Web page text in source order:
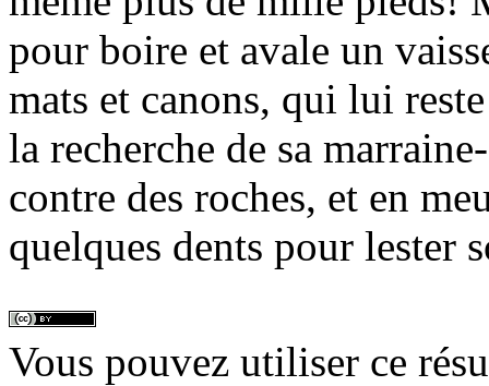
pour boire et avale un
mats et canons, qui lui
la recherche de sa
contre des roches, et en
quelques dents pour lester
Vous pouvez utiliser ce